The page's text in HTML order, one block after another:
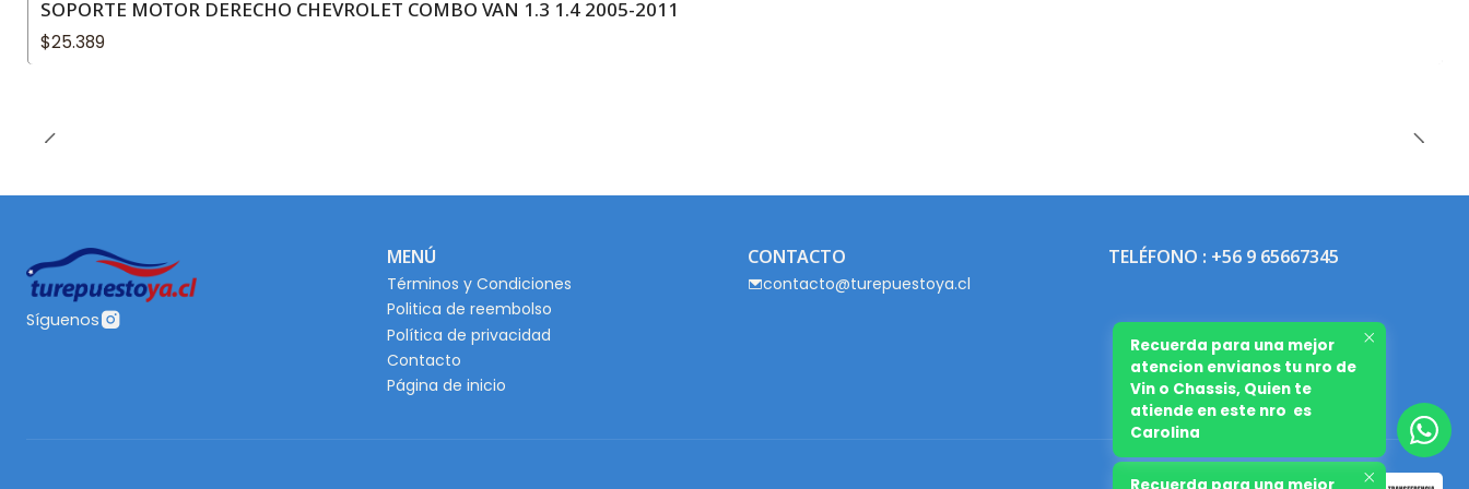
SOPORTE MOTOR DERECHO CHEVROLET COMBO VAN 1.3 1.4 2005-2011
$25.389
Síguenos
MENÚ
Términos y Condiciones
Politica de reembolso
Política de privacidad
Contacto
Página de inicio
CONTACTO
contacto@turepuestoya.cl
TELÉFONO : +56 9 65667345
Recuerda para una mejor
atencion envianos tu nro de
Vin o Chassis, Quien te
atiende en este nro es
Carolina